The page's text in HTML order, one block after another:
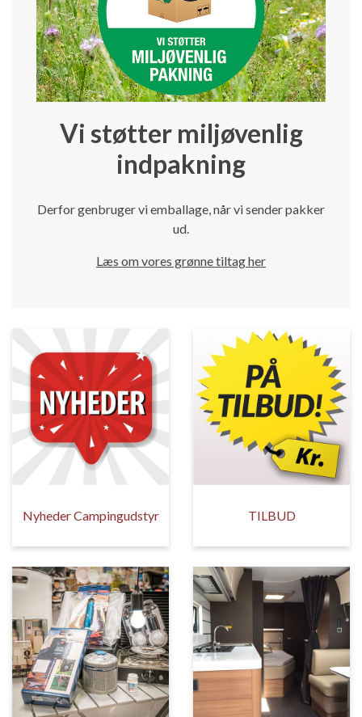
Vi støtter miljøvenlig
indpakning
Derfor genbruger vi emballage, når vi sender pakker
ud.
Læs om vores grønne tiltag her
Nyheder Campingudstyr TILBUD